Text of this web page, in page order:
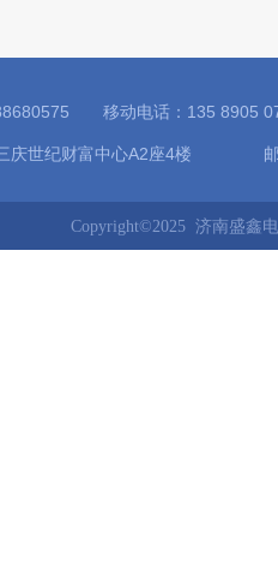
88680575 移动电话：135
三庆世纪财富中心A2座4楼
Copyright©2025 济南盛鑫